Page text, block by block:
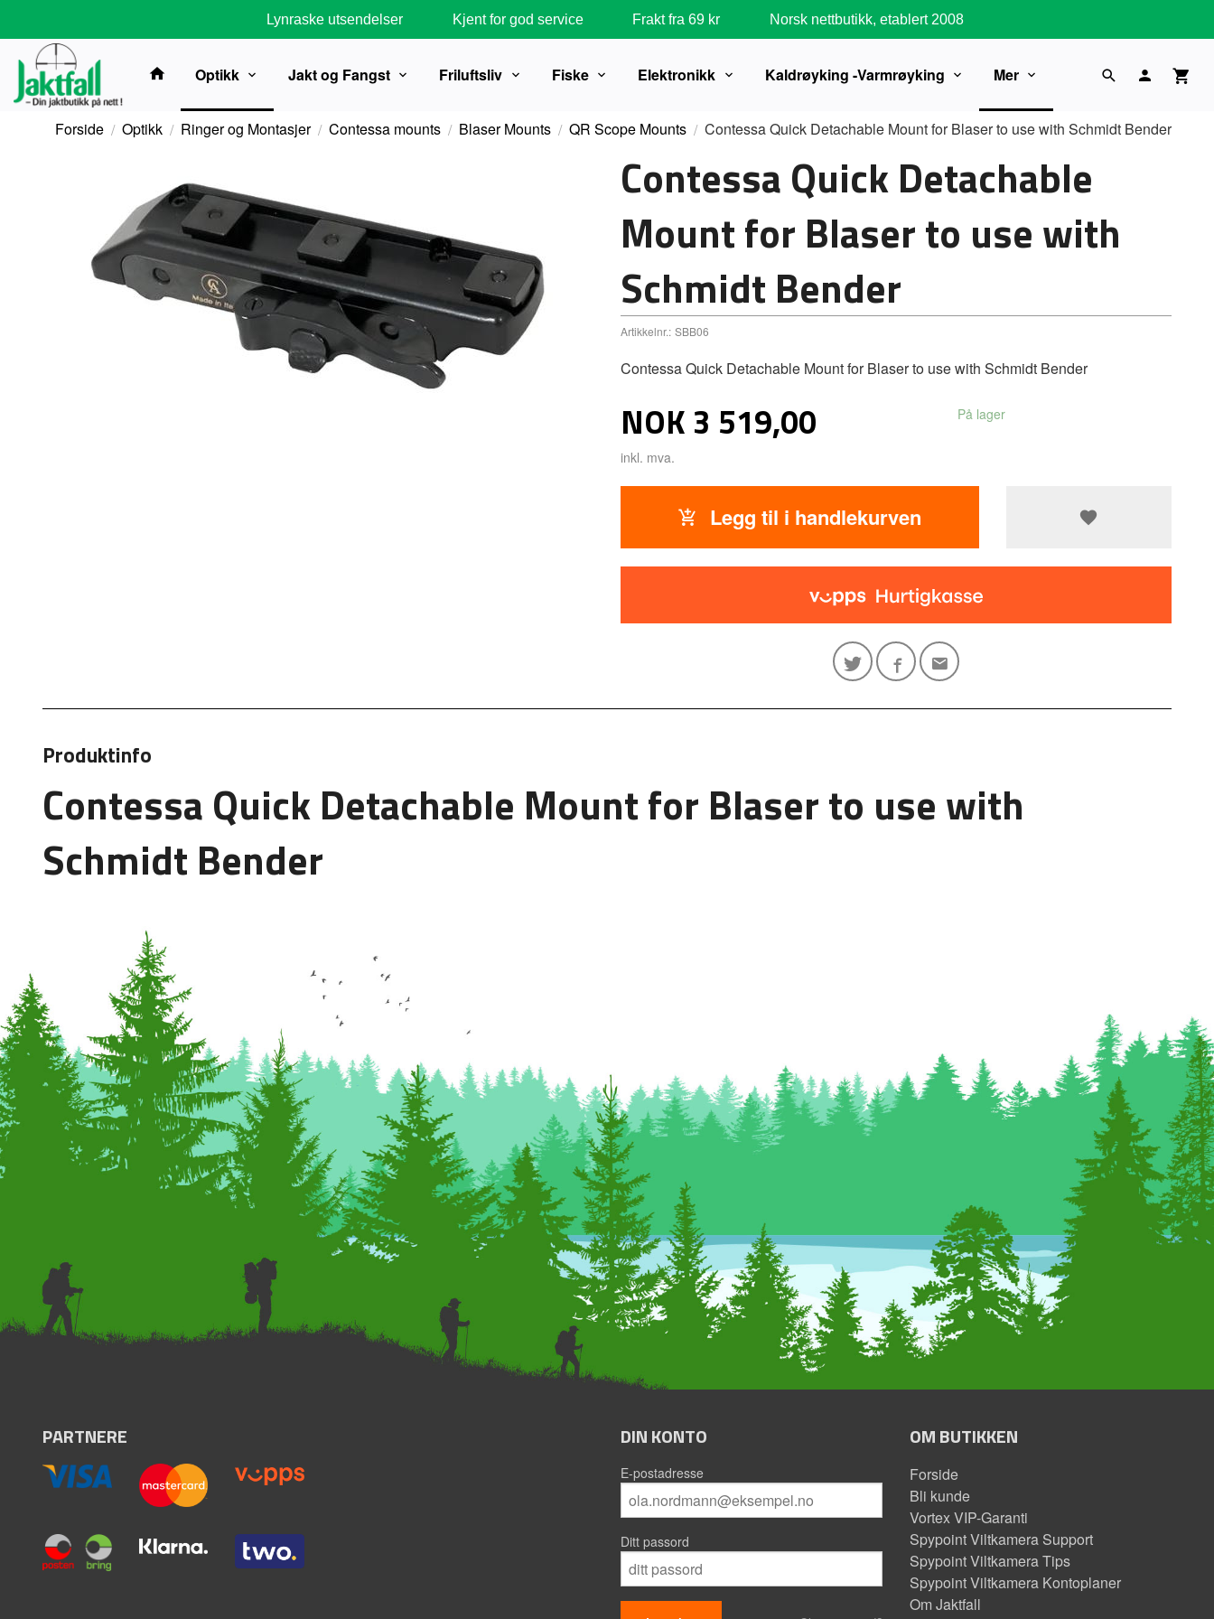
innholdet
Lynraske utsendelser Kjent for god service Frakt fra 69 kr Norsk nettbutikk, etablert 2008
Optikk Jakt og Fangst Friluftsliv Fiske Elektronikk Kaldrøyking -Varmrøyking Mer
Forside Optikk Ringer og Montasjer Contessa mounts Blaser Mounts QR Scope Mounts Contessa Quick Detachable Mount for Blaser to use with Schmidt Bender
Contessa Quick Detachable
Mount for Blaser to use with
Schmidt Bender
Artikkelnr.: SBB06
Contessa Quick Detachable Mount for Blaser to use with Schmidt Bender
Pris
NOK 3 519,00
inkl. mva.
På lager
Legg til i handlekurven
Produktinfo
Contessa Quick Detachable Mount for Blaser to use with
Schmidt Bender
PARTNERE DIN KONTO
E-postadresse
Ditt passord
OM BUTIKKEN
Forside
Bli kunde
Vortex VIP-Garanti
Spypoint Viltkamera Support
Spypoint Viltkamera Tips
Spypoint Viltkamera Kontoplaner
Om Jaktfall